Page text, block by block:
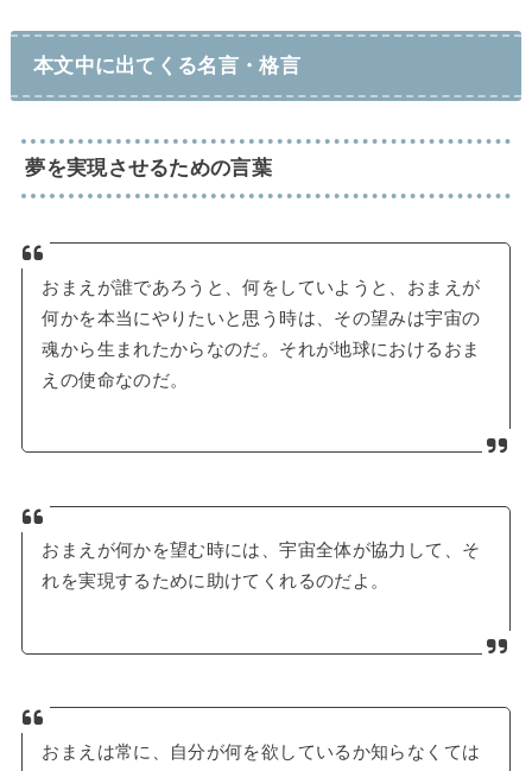
本文中に出てくる名言・格言
夢を実現させるための言葉
おまえが誰であろうと、何をしていようと、おまえが
何かを本当にやりたいと思う時は、その望みは宇宙の
魂から生まれたからなのだ。それが地球におけるおま
えの使命なのだ。
おまえが何かを望む時には、宇宙全体が協力して、そ
れを実現するために助けてくれるのだよ。
おまえは常に、自分が何を欲しているか知らなくては